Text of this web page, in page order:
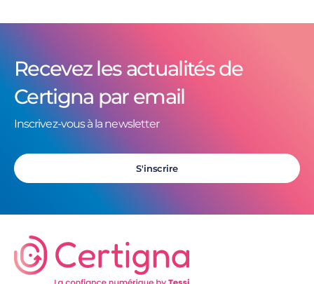
Recevez les actualités de
Certigna par email
Inscrivez-vous à la newsletter
S'inscrire